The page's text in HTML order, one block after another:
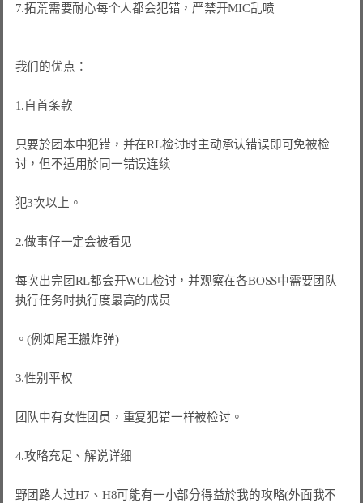
7.拓荒需要耐心每个人都会犯错，严禁开MIC乱喷
我们的优点：
1.自首条款
只要於团本中犯错，并在RL检讨时主动承认错误即可免被检
讨，但不适用於同一错误连续
犯3次以上。
2.做事仔一定会被看见
每次出完团RL都会开WCL检讨，并观察在各BOSS中需要团队
执行任务时执行度最高的成员
。(例如尾王搬炸弹)
3.性别平权
团队中有女性团员，重复犯错一样被检讨。
4.攻略充足、解说详细
野团路人过H7、H8可能有一小部分得益於我的攻略(外面我不